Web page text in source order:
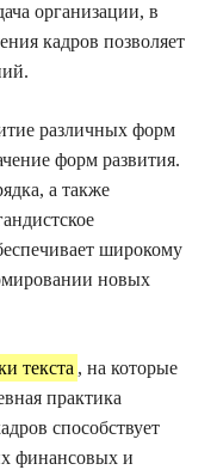
организации, в
кадров позволяет
различных форм
форм развития.
а также
широкому
новых
текста , на которые
практика
способствует
финансовых и